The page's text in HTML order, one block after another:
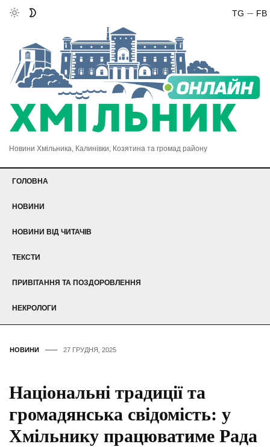
FB
TG
Новини Хмільника, Калинівки, Козятина та громад району
ГОЛОВНА
НОВИНИ
НОВИНИ ВІД ЧИТАЧІВ
ТЕКСТИ
ПРИВІТАННЯ ТА ПОЗДОРОВЛЕННЯ
НЕКРОЛОГИ
НОВИНИ 27 ГРУДНЯ, 2025
Національні традиції та
громадянська свідомість: у
Хмільнику працюватиме Рада